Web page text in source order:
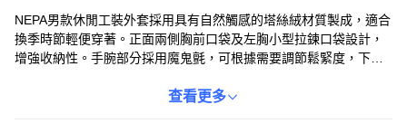
NEPA男款休閒工裝外套採用具有自然觸感的塔絲絨材質製成，適合
換季時節輕便穿著。正面兩側胸前口袋及左胸小型拉鍊口袋設計，
增強收納性。手腕部分採用魔鬼氈，可根據需要調節鬆緊度，下擺
需求調整。胸前口袋處飾有NEPA編織標籤，更顯品牌質感，寬鬆版
查看更多